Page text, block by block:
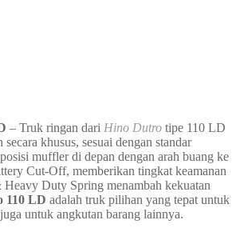
– Truk ringan dari Hino Dutro tipe 110 LD
khusus, sesuai dengan standar
muffler di depan dengan arah buang ke
Cut-Off, memberikan tingkat keamanan
Duty Spring menambah kekuatan
110 LD adalah truk pilihan yang tepat untuk
untuk angkutan barang lainnya.